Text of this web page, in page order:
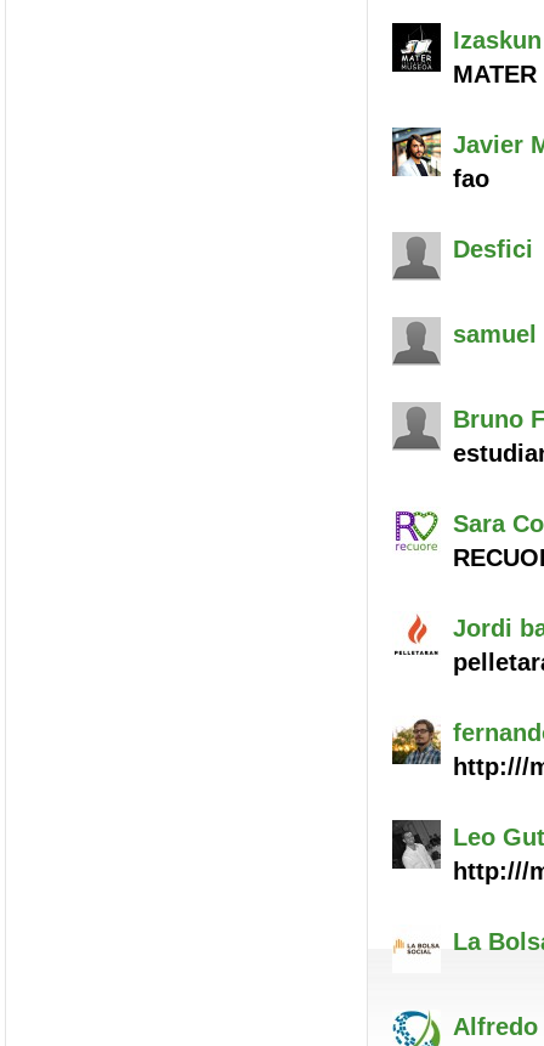
Izaskun
Javier
fao
Desfici
samuel
Bruno
Sara
Jordi
http:///
Leo
http:///
La
Alfredo